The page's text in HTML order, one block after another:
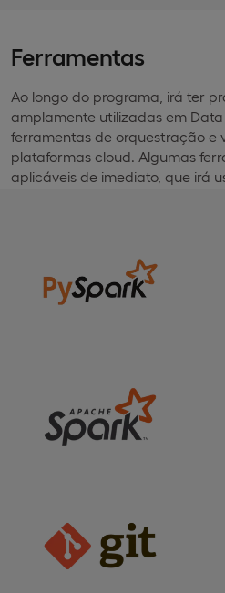
Ferramentas
Ao longo do programa, irá ter
amplamente utilizadas em
ferramentas de orquestração e
plataformas cloud. Algumas
aplicáveis de imediato, que irá